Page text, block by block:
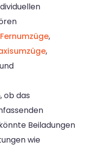
Fernumzüge,
,
und
ob das
Beiladungen
wie